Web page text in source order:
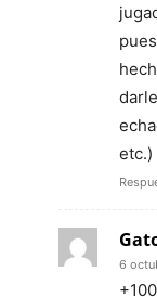
etc.)
6